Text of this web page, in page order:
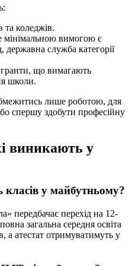
та коледжів.
мінімальною вимогою є
державна служба категорії
що вимагають
школи.
лише роботою, для
спершу здобути професійну
виникають у
класів у майбутньому?
передбачає перехід на 12-
загальна середня освіта
а атестат отримуватимуть у